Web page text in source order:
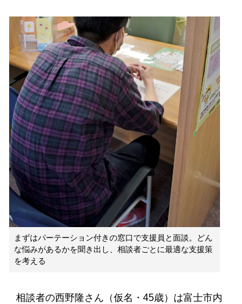
まずはパーテーション付きの窓口で支援員と面談。どん
な悩みがあるかを聞き出し、相談者ごとに最適な支援策
を考える
相談者の西野隆さん（仮名・45歳）は富士市内